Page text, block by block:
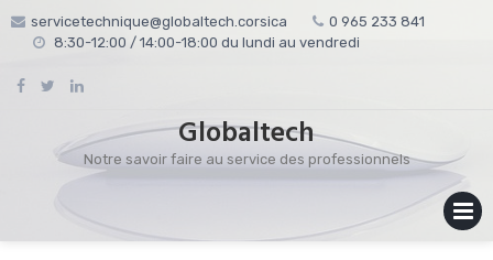
Skip servicetechnique@globaltech.corsica
0 965 233 841
8:30-12:00 / 14:00-18:00 du lundi au vendredi
Globaltech
Notre savoir faire au service des professionnels